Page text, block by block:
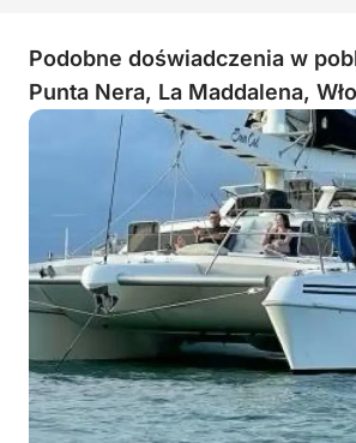
Podobne doświadczenia w
Punta Nera, La Maddalena,